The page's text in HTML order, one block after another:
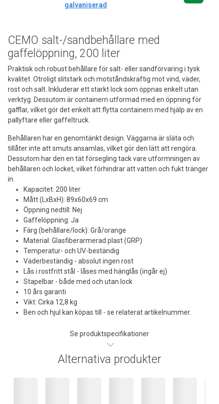
CEMO salt-/sandbehållare med
gaffelöppning, 200 liter
Praktisk och robust behållare för salt- eller sandförvaring i tysk
kvalitet. Otroligt slitstark och motståndskraftig mot vind, väder,
rost och salt. Inkluderar ett starkt lock som öppnas enkelt utan
verktyg. Dessutom är containern utformad med en öppning för
gafflar, vilket gör det enkelt att flytta containern med hjälp av en
pallyftare eller gaffeltruck.
Behållaren har en genomtänkt design. Väggarna är släta och
tillåter inte att smuts ansamlas, vilket gör den lätt att rengöra.
Dessutom har den en tät försegling tack vare utformningen av
behållaren och locket, vilket förhindrar att vatten och fukt tränger
in.
Kapacitet: 200 liter
Mått (LxBxH): 89x60x69 cm
Öppning nedtill: Nej
Gaffelöppning: Ja
Färg (behållare/lock): Grå/orange
Material: Glasfiberarmerad plast (GRP)
Temperatur- och UV-beständig
Väderbeständig - absolut ingen rost
Lås i rostfritt stål - låses med hänglås (ingår ej)
Stapelbar - både med och utan lock
10 års garanti
Vikt: Cirka 12,8 kg
Ben och hjul kan köpas till - se relaterat artikelnummer.
Se produktspecifikationer
galvaniserad
Alternativa produkter